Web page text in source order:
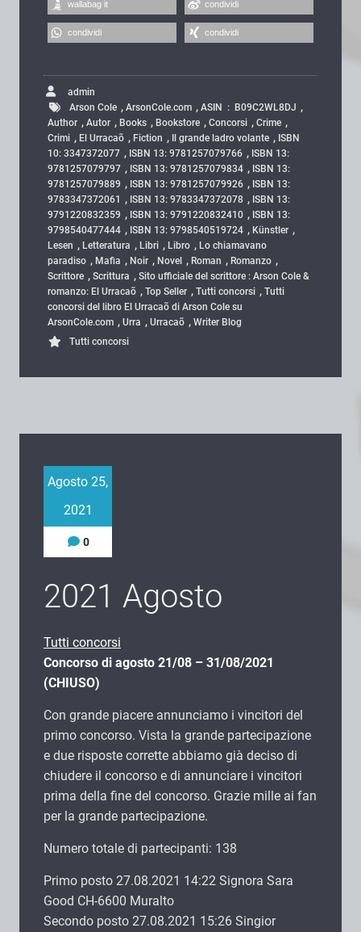
wallabag it condividi
condividi condividi
admin
Arson Cole , ArsonCole.com , ASIN ‏ : ‎ B09C2WL8DJ ,
Author , Autor , Books , Bookstore , Concorsi , Crime ,
Crimi , El Urracaõ , Fiction , Il grande ladro volante , ISBN
10: 3347372077 , ISBN 13: 9781257079766 , ISBN 13:
9781257079797 , ISBN 13: 9781257079834 , ISBN 13:
9781257079889 , ISBN 13: 9781257079926 , ISBN 13:
9783347372061
, ISBN 13: 9783347372078 , ISBN 13:
9791220832359 , ISBN 13: 9791220832410 , ISBN 13:
9798540477444 , ISBN 13: 9798540519724 , Künstler ,
Lesen , Letteratura , Libri , Libro , Lo chiamavano
paradiso , Mafia , Noir , Novel , Roman , Romanzo ,
Scrittore , Scrittura , Sito ufficiale del scrittore : Arson Cole &
romanzo: El Urracaõ , Top Seller , Tutti concorsi , Tutti
concorsi del libro El Urracaõ di Arson Cole su
ArsonCole.com , Urra , Urracaõ , Writer Blog
Tutti concorsi
Agosto 25,
2021
0
2021 Agosto
Tutti concorsi
Concorso di agosto 21/08 – 31/08/2021
(CHIUSO)
Con grande piacere annunciamo i vincitori del
primo concorso. Vista la grande partecipazione
e due risposte corrette abbiamo già deciso di
chiudere il concorso e di annunciare i vincitori
prima della fine del concorso. Grazie mille ai fan
per la grande partecipazione.
Numero totale di partecipanti: 138
Primo posto 27.08.2021 14:22 Signora Sara
Good CH-6600 Muralto
Secondo posto 27.08.2021 15:26 Singior